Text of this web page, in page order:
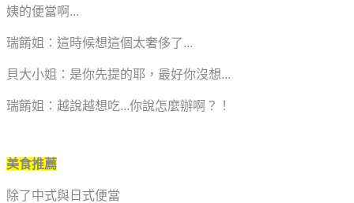
姨的便當啊...
瑞餚姐：這時候想這個太奢侈了...
貝大小姐：是你先提的耶，最好你沒想...
瑞餚姐：越說越想吃...你說怎麼辦啊？！
美食推薦
除了中式與日式便當